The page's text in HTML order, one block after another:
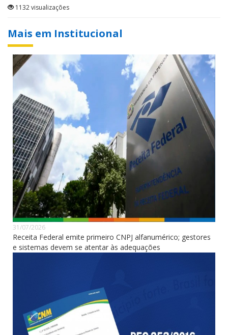
1132 visualizações
Mais em Institucional
31/07/2026
Receita Federal emite primeiro CNPJ alfanumérico; gestores
e sistemas devem se atentar às adequações